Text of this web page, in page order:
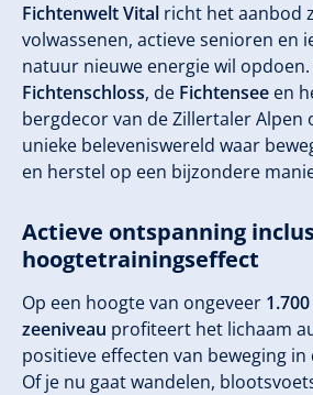
Fichtenwelt Vital richt het aanbod
volwassenen, actieve senioren en
natuur nieuwe energie wil
Fichtenschloss, de Fichtensee en
bergdecor van de Zillertaler Alpen
unieke beleveniswereld waar
en herstel op een bijzondere
Actieve ontspanning
hoogtetrainingseffect
Op een hoogte van ongeveer
zeeniveau profiteert het lichaam
positieve effecten van beweging
Of je nu gaat wandelen,